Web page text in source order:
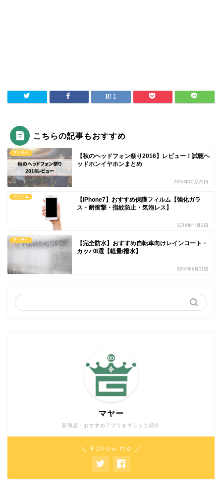
1
こちらの記事もおすすめ
アイテム
【秋のヘッドフォン祭り2016】レビュー！試聴ヘ
ッドホンイヤホンまとめ
2016年10月22日
アイテム
【iPhone7】おすすめ保護フィルム【強化ガラ
ス・耐衝撃・指紋防止・気泡レス】
2016年11月2日
アイテム
【完全防水】おすすめ自転車向けレインコート・
カッパ8選【軽量/撥水】
2016年6月21日
新商品・おすすめアプリをギュッと紹介
マヤー
＼ Follow me ／